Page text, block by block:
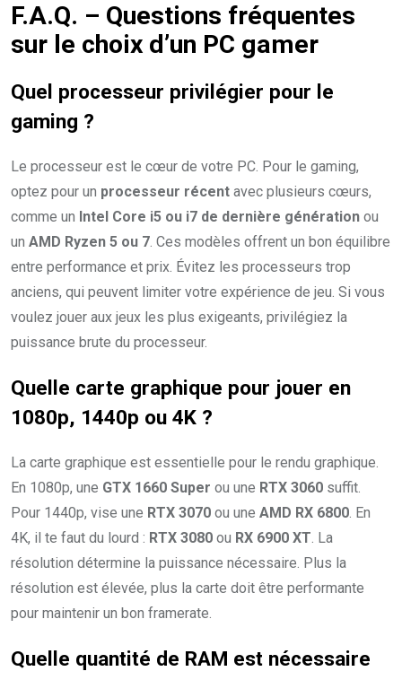
F.A.Q. – Questions fréquentes
sur le choix d’un PC gamer
Quel processeur privilégier pour le
gaming ?
Le processeur est le cœur de votre PC. Pour le gaming,
optez pour un processeur récent avec plusieurs cœurs,
comme un Intel Core i5 ou i7 de dernière génération ou
un AMD Ryzen 5 ou 7. Ces modèles offrent un bon équilibre
entre performance et prix. Évitez les processeurs trop
anciens, qui peuvent limiter votre expérience de jeu. Si vous
voulez jouer aux jeux les plus exigeants, privilégiez la
puissance brute du processeur.
Quelle carte graphique pour jouer en
1080p, 1440p ou 4K ?
La carte graphique est essentielle pour le rendu graphique.
En 1080p, une GTX 1660 Super ou une RTX 3060 suffit.
Pour 1440p, vise une RTX 3070 ou une AMD RX 6800. En
4K, il te faut du lourd : RTX 3080 ou RX 6900 XT. La
résolution détermine la puissance nécessaire. Plus la
résolution est élevée, plus la carte doit être performante
pour maintenir un bon framerate.
Quelle quantité de RAM est nécessaire